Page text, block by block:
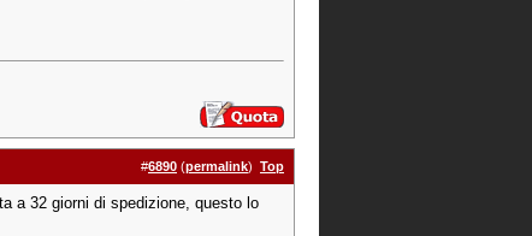
#6890 (permalink) Top
a 32 giorni di spedizione, questo lo